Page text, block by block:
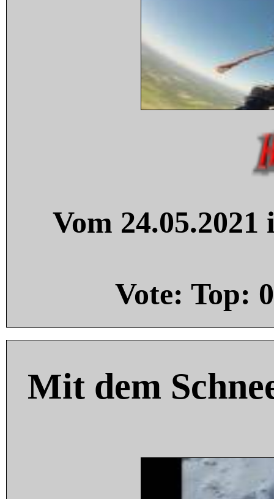
Vom
Vote: Top: 0
Mit dem